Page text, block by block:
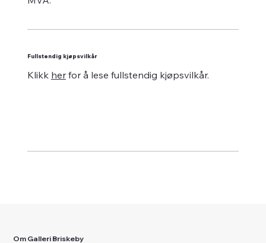
Fullstendig kjøpsvilkår
Klikk herfor å lese fullstendig kjøpsvilkår.
Om Galleri Briskeby